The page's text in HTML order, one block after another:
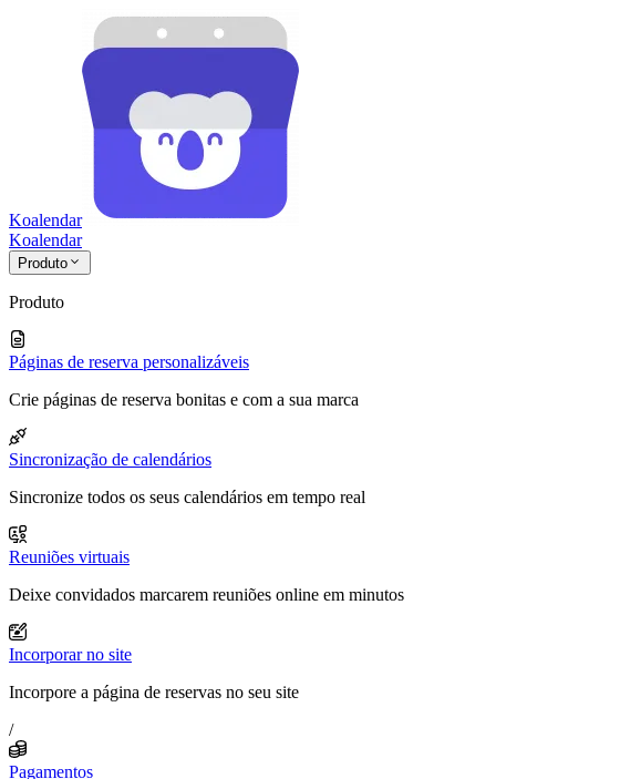
Koalendar
Koalendar
Produto
Produto
Páginas de reserva personalizáveis
Crie páginas de reserva bonitas e com a sua marca
Sincronização de calendários
Sincronize todos os seus calendários em tempo real
Reuniões virtuais
Deixe convidados marcarem reuniões online em minutos
Incorporar no site
Incorpore a página de reservas no seu site
/
Pagamentos